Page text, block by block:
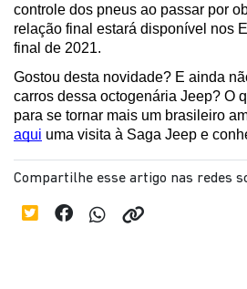
controle dos pneus ao passar por
relação final estará disponível nos
final de 2021.
Gostou desta novidade? E ainda
carros dessa octogenária Jeep? O
aqui uma visita à Saga Jeep e
Compartilhe esse artigo nas redes